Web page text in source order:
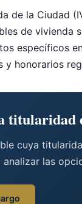
de la Ciudad
de vivienda
específicos
y honorarios
titularidad
cuya
las